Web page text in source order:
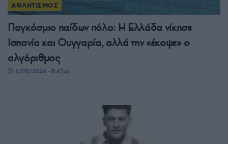
ΑΘΛΗΤΙΣΜΟΣ
Παγκόσμιο παίδων πόλο: Η Ελλάδα νίκησε
Ισπανία και Ουγγαρία, αλλά την «έκοψε» ο
αλγόριθμος
6/08/2026 - 8:47μμ